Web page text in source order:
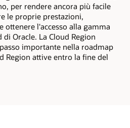
per rendere ancora più facile
le proprie prestazioni,
ottenere l'accesso alla gamma
Oracle. La Cloud Region
importante nella roadmap
Region attive entro la fine del